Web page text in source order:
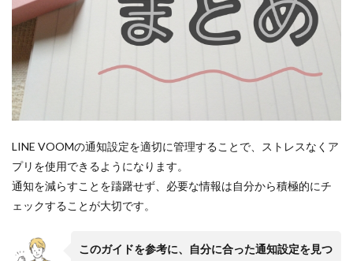
LINE VOOMの通知設定を適切に管理することで、ストレスなくア
プリを使用できるようになります。
通知を減らすことを躊躇せず、必要な情報は自分から積極的にチ
ェックすることが大切です。
このガイドを参考に、自分に合った通知設定を見つ